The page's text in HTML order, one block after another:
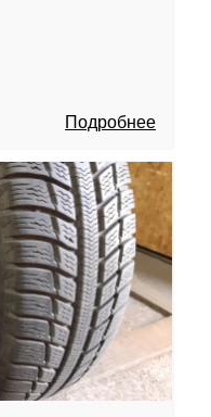
Подробнее